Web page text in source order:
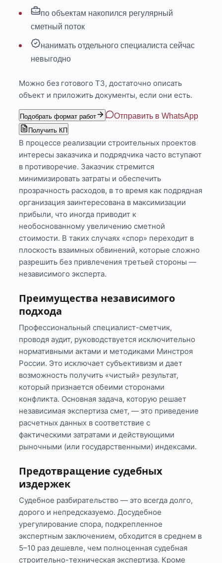
по объектам накопился регулярный
сметный поток
нанимать отдельного специалиста сейчас
невыгодно
Можно без готового ТЗ, достаточно описать
объект и приложить документы, если они есть.
Подобрать формат работ Отправить в WhatsApp
Получить КП
В процессе реализации строительных проектов
интересы заказчика и подрядчика часто вступают
в противоречие. Заказчик стремится
минимизировать затраты и обеспечить
прозрачность расходов, в то время как подрядная
организация заинтересована в максимизации
прибыли, что иногда приводит к
необоснованному увеличению сметной
стоимости. В таких случаях «спор» переходит в
плоскость взаимных обвинений, которые сложно
разрешить без привлечения третьей стороны —
независимого эксперта.
Преимущества независимого
подхода
Профессиональный специалист-сметчик,
проводя аудит, руководствуется исключительно
нормативными актами и методиками Минстроя
России. Это исключает субъективизм и дает
возможность получить «чистый» результат,
который признается обеими сторонами
конфликта. Основная задача, которую решает
независимая экспертиза смет, — это приведение
расчетных данных в соответствие с
фактическими затратами и действующими
рыночными (или государственными) индексами.
Предотвращение судебных
издержек
Судебное разбирательство — это всегда долго,
дорого и непредсказуемо. Досудебное
урегулирование спора, подкрепленное
экспертным заключением, обходится в среднем в
5–10 раз дешевле, чем полноценная судебная
строительно-техническая экспертиза. Кроме